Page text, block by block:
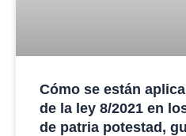
Cómo se están
de la ley 8/2021 en
de patria potestad,